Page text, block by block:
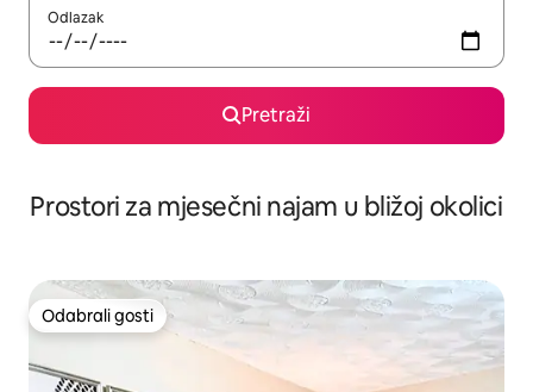
Odlazak
Pretraži
Prostori za mjesečni najam u bližoj okolici
Odabrali gosti
Odabrali gosti